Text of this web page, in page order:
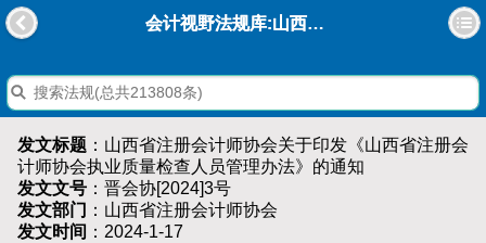
会计视野法规库:山西省注册会计师协会关于印发《山西省注册会计师协会执业质量检查人员管理办法》的通知
发文标题 ：山西省注册会计师协会关于印发《山西省注册会
计师协会执业质量检查人员管理办法》的通知
发文文号 ：晋会协[2024]3号
发文部门 ：山西省注册会计师协会
发文时间 ：2024-1-17